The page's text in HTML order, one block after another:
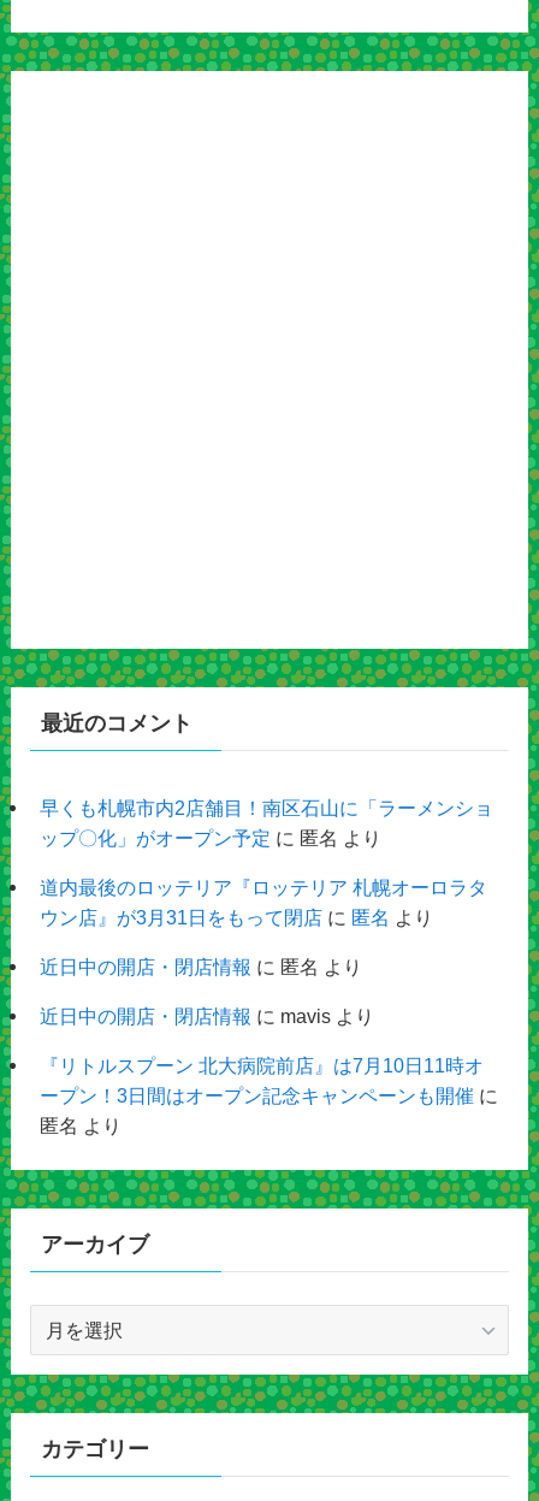
最近のコメント
早くも札幌市内2店舗目！南区石山に「ラーメンショ
ップ〇化」がオープン予定 に 匿名 より
道内最後のロッテリア『ロッテリア 札幌オーロラタ
ウン店』が3月31日をもって閉店に 匿名 より
近日中の開店・閉店情報 に 匿名 より
近日中の開店・閉店情報 に mavisより
『リトルスプーン 北大病院前店』は7月10日11時オ
ープン！3日間はオープン記念キャンペーンも開催 に
匿名 より
アーカイブ
カ
イ
カテゴリー